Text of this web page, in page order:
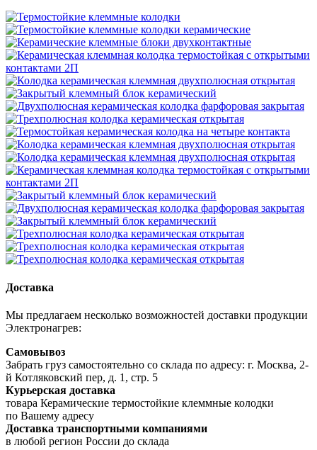
Доставка
Мы предлагаем несколько возможностей доставки продукции
Электронагрев:
Самовывоз
Забрать груз самостоятельно со склада по адресу: г. Москва, 2-
й Котляковский пер, д. 1, стр. 5
Курьерская доставка
товара Керамические термостойкие клеммные колодки
по Вашему адресу
Доставка транспортными компаниями
в любой регион России до склада